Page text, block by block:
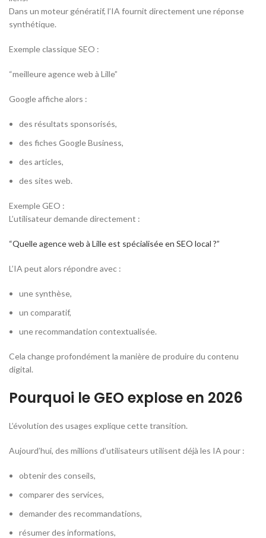
Dans un moteur génératif, l’IA fournit directement une réponse
synthétique.
Exemple classique SEO :
“meilleure agence web à Lille”
Google affiche alors :
des résultats sponsorisés,
des fiches Google Business,
des articles,
des sites web.
Exemple GEO :
L’utilisateur demande directement :
“Quelle agence web à Lille est spécialisée en SEO local ?”
L’IA peut alors répondre avec :
une synthèse,
un comparatif,
une recommandation contextualisée.
Cela change profondément la manière de produire du contenu
digital.
Pourquoi le GEO explose en 2026
L’évolution des usages explique cette transition.
Aujourd’hui, des millions d’utilisateurs utilisent déjà les IA pour :
obtenir des conseils,
comparer des services,
demander des recommandations,
résumer des informations,